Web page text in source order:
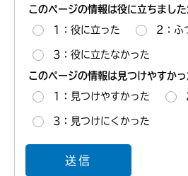
このページの情報は役に立ちました
1：役に立った 2：ふ
3：役に立たなかった
このページの情報は見つけやすか
1：見つけやすかった
3：見つけにくかった